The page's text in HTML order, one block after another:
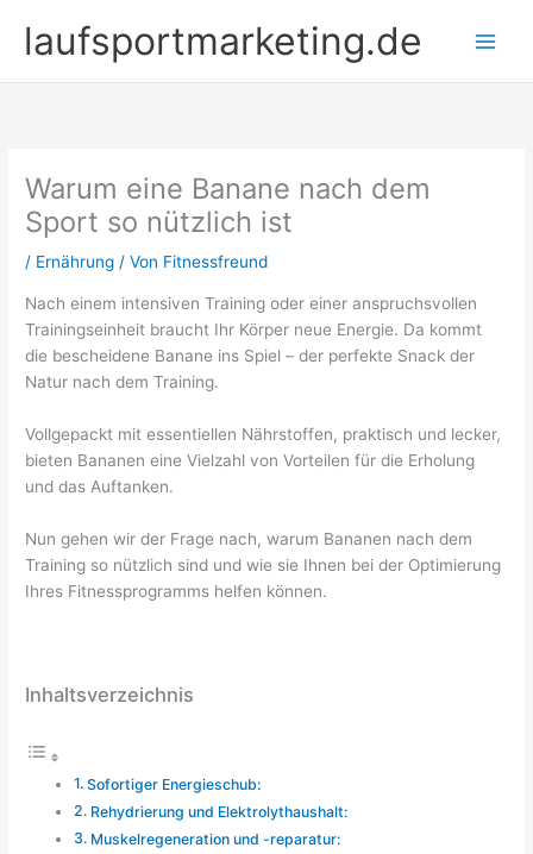
Inhaltlaufsportmarketing.de
Warum eine Banane nach dem
Sport so nützlich ist
/ Ernährung / Von Fitnessfreund
Nach einem intensiven Training oder einer anspruchsvollen
Trainingseinheit braucht Ihr Körper neue Energie. Da kommt
die bescheidene Banane ins Spiel – der perfekte Snack der
Natur nach dem Training.
Vollgepackt mit essentiellen Nährstoffen, praktisch und lecker,
bieten Bananen eine Vielzahl von Vorteilen für die Erholung
und das Auftanken.
Nun gehen wir der Frage nach, warum Bananen nach dem
Training so nützlich sind und wie sie Ihnen bei der Optimierung
Ihres Fitnessprogramms helfen können.
Inhaltsverzeichnis
Sofortiger Energieschub:
Rehydrierung und Elektrolythaushalt:
Muskelregeneration und -reparatur: